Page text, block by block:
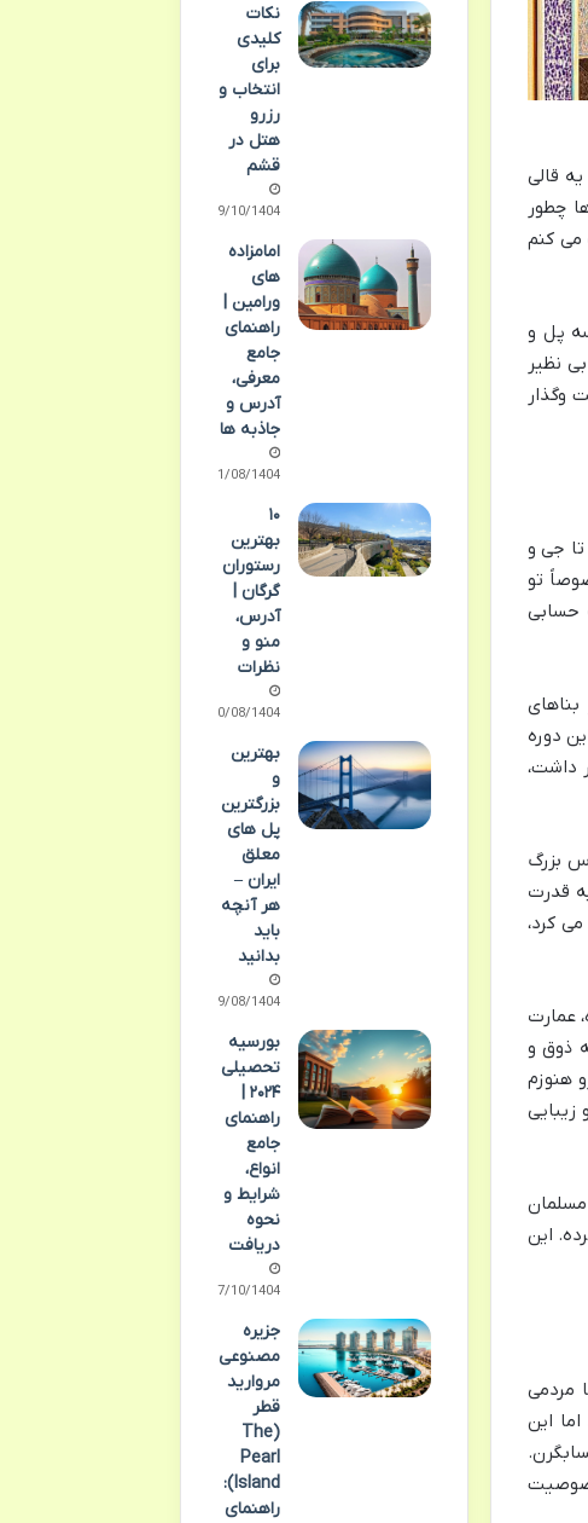
قالی
چطور
می کنم
پل و
نظیر
وگذار
تا جی و
تو
حسابی
دوره
داشت،
بزرگ
قدرت
کرد،
عمارت
ذوق و
هنوزم
این
مردمی
این
نکات
کلیدی
برای
انتخاب و
رزرو
هتل در
قشم
09/10/1404
امامزاده
های
ورامین |
راهنمای
جامع
معرفی،
آدرس و
جاذبه ها
11/08/1404
۱۰
بهترین
رستوران
گرگان |
آدرس،
منو و
نظرات
10/08/1404
بهترین
و
بزرگترین
پل های
معلق
ایران –
هر آنچه
باید
بدانید
09/08/1404
بورسیه
تحصیلی
۲۰۲۴ |
راهنمای
جامع
انواع،
شرایط و
نحوه
دریافت
07/10/1404
جزیره
مصنوعی
مروارید
قطر
(The
Pearl
Island):
راهنمای